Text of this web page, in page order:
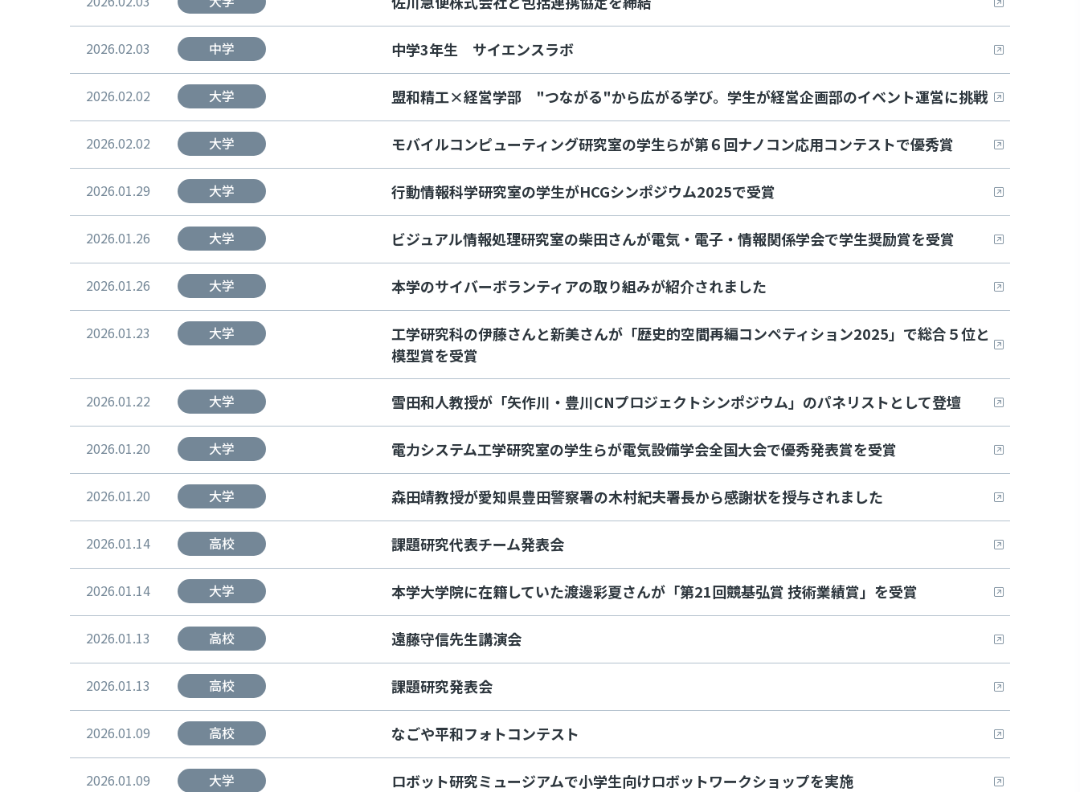
2026.02.03 中学 中学3年生 サイエンスラボ
2026.02.02 大学 盟和精工×経営学部 "つながる"から広がる学び。学生が経営企画部のイベント運営に挑戦
2026.02.02 大学 モバイルコンピューティング研究室の学生らが第６回ナノコン応用コンテストで優秀賞
2026.01.29 大学 行動情報科学研究室の学生がHCGシンポジウム2025で受賞
2026.01.26 大学 ビジュアル情報処理研究室の柴田さんが電気・電子・情報関係学会で学生奨励賞を受賞
2026.01.26 大学 本学のサイバーボランティアの取り組みが紹介されました
2026.01.23 大学
工学研究科の伊藤さんと新美さんが「歴史的空間再編コンペティション2025」で総合５位と
模型賞を受賞
2026.01.22 大学 雪田和人教授が「矢作川・豊川CNプロジェクトシンポジウム」のパネリストとして登壇
2026.01.20 大学 電力システム工学研究室の学生らが電気設備学会全国大会で優秀発表賞を受賞
2026.01.20 大学 森田靖教授が愛知県豊田警察署の木村紀夫署長から感謝状を授与されました
2026.01.14 高校 課題研究代表チーム発表会
2026.01.14 大学 本学大学院に在籍していた渡邊彩夏さんが「第21回竸基弘賞 技術業績賞」を受賞
2026.01.13 高校 遠藤守信先生講演会
2026.01.13 高校 課題研究発表会
2026.01.09 高校 なごや平和フォトコンテスト
2026.01.09 大学 ロボット研究ミュージアムで小学生向けロボットワークショップを実施